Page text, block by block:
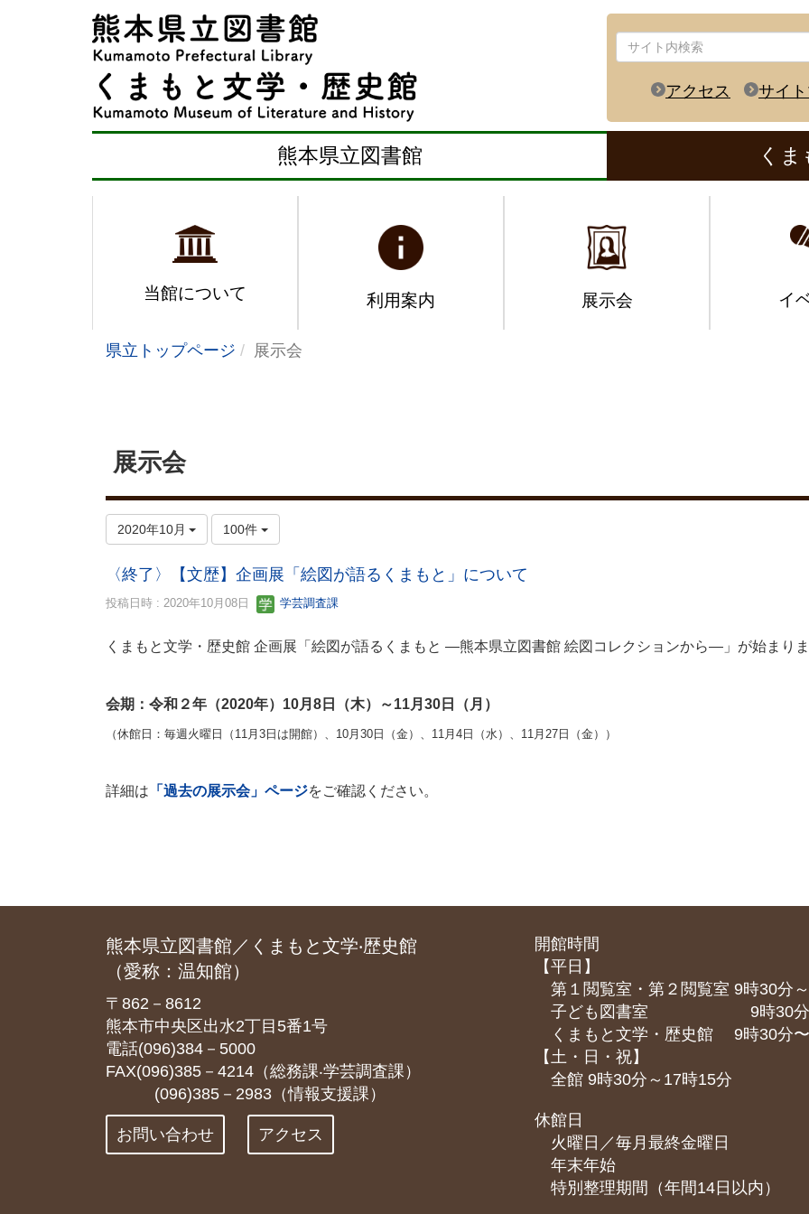
アクセス サイ
熊本県立図書館 く
当館について 利用案内 展示会 イ
県立トップページ 展示会
展示会
2020年10月 100件
〈終了〉【文歴】企画展「絵図が語るくまもと」について
投稿日時 : 2020年10月08日 学芸調査課
くまもと文学・歴史館 企画展「絵図が語るくまもと ―熊本県立図書館 絵図コレクションから―」が始まり
会期：令和２年（2020年）10月8日（木）～11月30日（月）
（休館日：毎週火曜日（11月3日は開館）、10月30日（金）、11月4日（水）、11月27日（金））
詳細は 「過去の展示会」ページをご確認ください。
熊本県立図書館／くまもと文学‧歴史館
（愛称：温知館）
〒862－8612
熊本市中央区出水2丁目5番1号
電話(096)384－5000
FAX(096)385－4214（総務課‧学芸調査課）
(096)385－2983（情報支援課）
お問い合わせ アクセス
開館時間
【平日】
第１閲覧室・第２閲覧室 9時30分
子ども図書室 9時30分～
くまもと⽂学・歴史館 9時30分
【土・日・祝】
全館 9時30分～17時15分
休館日
火曜日／毎月最終金曜日
年末年始
特別整理期間（年間14日以内）